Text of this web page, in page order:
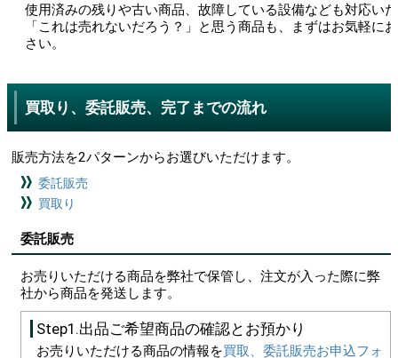
使用済みの残りや古い商品、故障している設備なども対応い
「これは売れないだろう？」と思う商品も、まずはお気軽に
さい。
買取り、委託販売、完了までの流れ
販売方法を2パターンからお選びいただけます。
委託販売
買取り
委託販売
お売りいただける商品を弊社で保管し、注文が入った際に弊
社から商品を発送します。
Step1.出品ご希望商品の確認とお預かり
お売りいただける商品の情報を買取、委託販売お申込フォ